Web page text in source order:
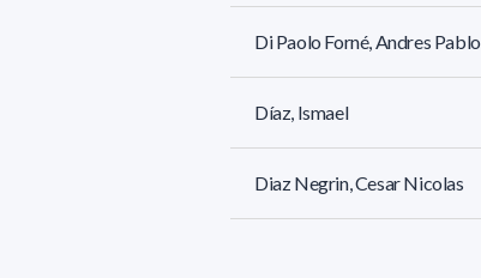
Di Paolo Forné, Andres Pablo
Díaz, Ismael
Diaz Negrin, Cesar Nicolas